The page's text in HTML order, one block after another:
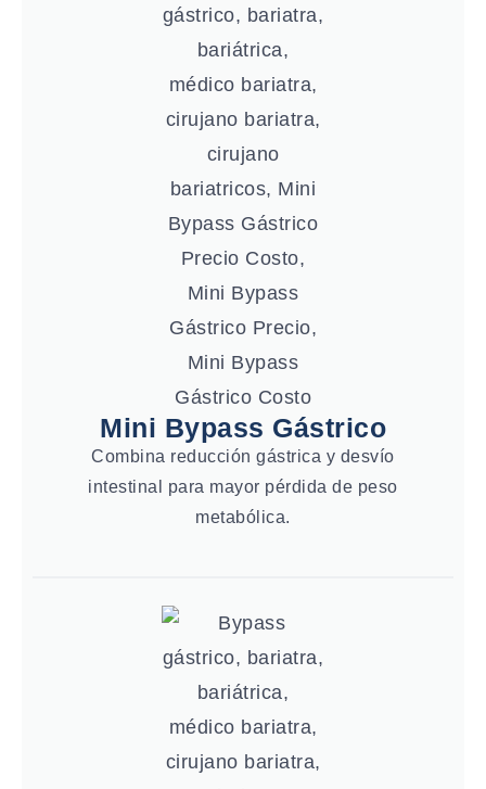
Mini Bypass Gástrico
Combina reducción gástrica y desvío
intestinal para mayor pérdida de peso
metabólica.